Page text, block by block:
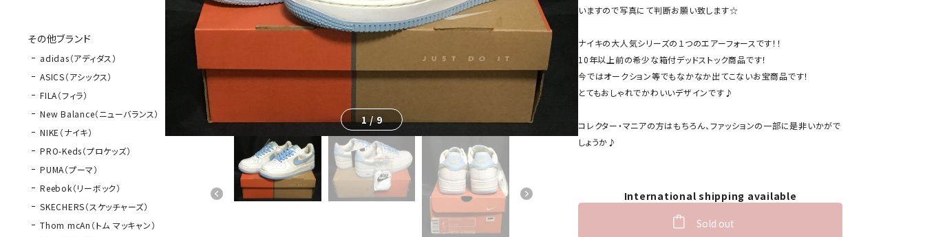
その他ブランド
adidas（アディダス）
ASICS（アシックス）
FILA（フィラ）
New Balance（ニューバランス）
NIKE（ナイキ）
PRO-Keds（プロケッズ）
PUMA（プーマ）
Reebok（リーボック）
SKECHERS（スケッチャーズ）
Thom mcAn（トム マッキャン）
1/9
いますので写真にて判断お願い致します☆
ナイキの大人気シリーズの１つのエアーフォースです！！
10年以上前の希少な箱付デッドストック商品です！
今ではオークション等でもなかなか出てこないお宝商品です！
とてもおしゃれでかわいいデザインです♪
コレクター・マニアの方はもちろん、ファッションの一部に是非いかがで
しょうか♪
International shipping available
Sold out